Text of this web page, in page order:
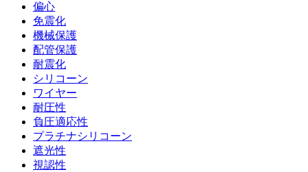
偏心
免震化
機械保護
配管保護
耐震化
シリコーン
ワイヤー
耐圧性
負圧適応性
プラチナシリコーン
遮光性
視認性